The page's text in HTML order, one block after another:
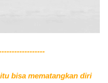
bisa mematangkan diri